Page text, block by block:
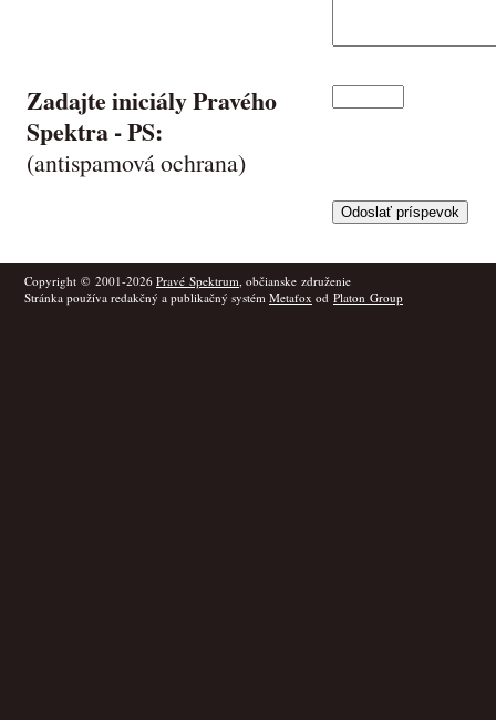
Zadajte iniciály Pravého
Spektra -PS:
(antispamová ochrana)
Copyright © 2001-2026 Pravé Spektrum, občianske združenie
Stránka používa redakčný a publikačný systém Metafox od Platon Group